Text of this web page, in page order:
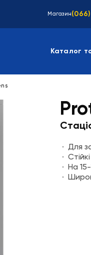
Магазин(066)
Каталог
Для
На